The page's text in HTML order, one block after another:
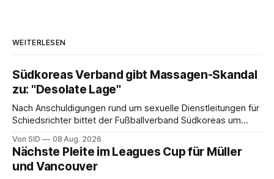
WEITERLESEN
Südkoreas Verband gibt Massagen-Skandal
zu: "Desolate Lage"
Nach Anschuldigungen rund um sexuelle Dienstleitungen für
Schiedsrichter bittet der Fußballverband Südkoreas um
Von SID 08 Aug. 2026
Nächste Pleite im Leagues Cup für Müller
und Vancouver